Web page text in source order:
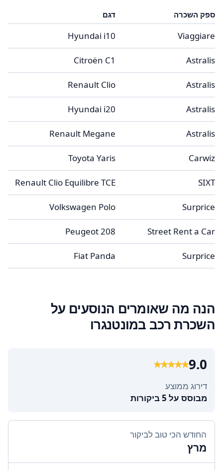
ספק השכרה דגם
Viaggiare
Hyundai i10
Astralis
Citroën C1
Astralis
Renault Clio
Astralis
Hyundai i20
Astralis
Renault Megane
Carwiz
Toyota Yaris
SIXT
Renault Clio Equilibre TCE
Surprice
Volkswagen Polo
Street Rent a Car
Peugeot 208
Surprice
Fiat Panda
הנה מה שאומרים הנוסעים על
השכרת רכב במונטנגרו
9.0
דירוג ממוצע
מבוסס על 5 ביקורות
החודש הכי טוב לביקור
מרץ